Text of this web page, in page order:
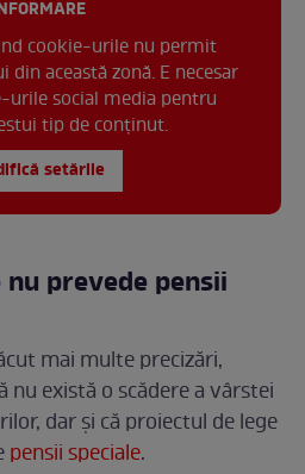
cookie-urile nu permit
această zonă. E necesar
urile social media pentru
tip de conținut.
setările
prevede pensii
mai multe precizări,
există o scădere a vârstei
dar și că proiectul de lege
pensii speciale.